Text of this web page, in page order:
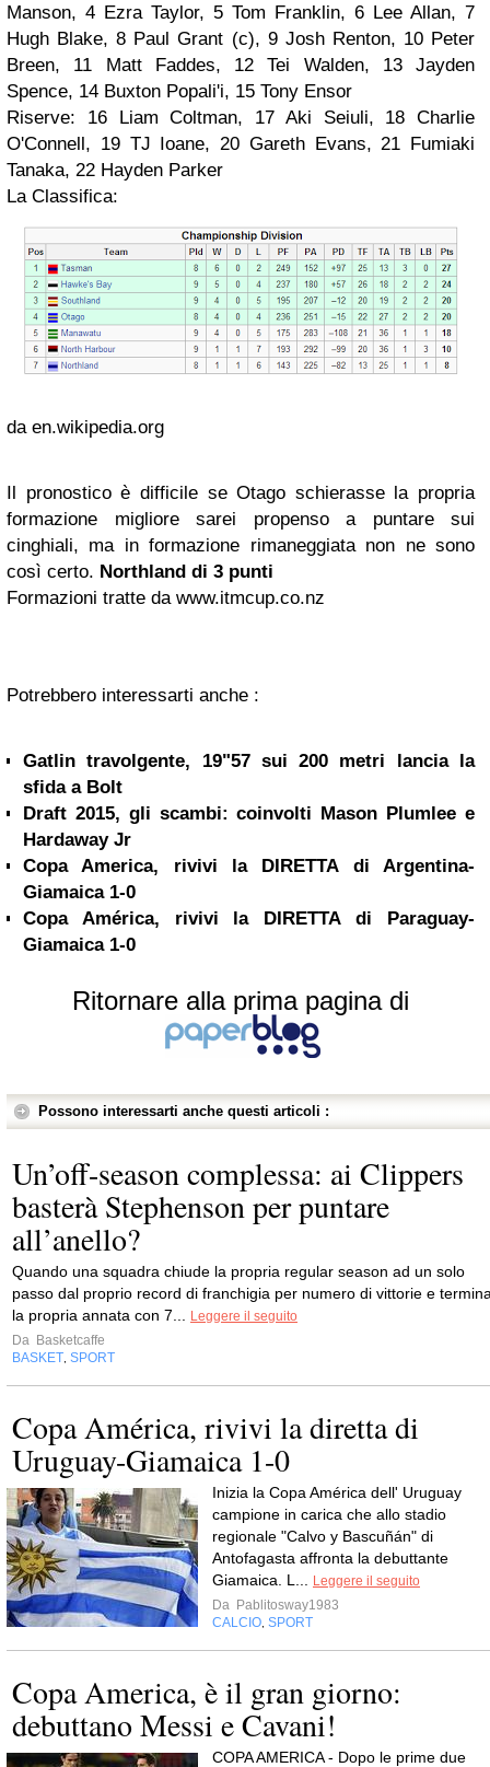
Manson, 4 Ezra Taylor, 5 Tom Franklin, 6 Lee Allan, 7
Hugh Blake, 8 Paul Grant (c), 9 Josh Renton, 10 Peter
Breen, 11 Matt Faddes, 12 Tei Walden, 13 Jayden
Spence, 14 Buxton Popali'i, 15 Tony Ensor
Riserve: 16 Liam Coltman, 17 Aki Seiuli, 18 Charlie
O'Connell, 19 TJ Ioane, 20 Gareth Evans, 21 Fumiaki
Tanaka, 22 Hayden Parker
La Classifica:
da en.wikipedia.org
Il pronostico è difficile se Otago schierasse la propria
formazione migliore sarei propenso a puntare sui
cinghiali, ma in formazione rimaneggiata non ne sono
così certo. Northland di 3 punti
Formazioni tratte da www.itmcup.co.nz
Potrebbero interessarti anche :
Gatlin travolgente, 19"57 sui 200 metri lancia la
sfida a Bolt
Draft 2015, gli scambi: coinvolti Mason Plumlee e
Hardaway Jr
Copa America, rivivi la DIRETTA di Argentina-
Giamaica 1-0
Copa América, rivivi la DIRETTA di Paraguay-
Giamaica 1-0
Ritornare alla prima pagina di
Possono interessarti anche questi articoli :
Un’off-season complessa: ai Clippers
basterà Stephenson per puntare
all’anello?
Quando una squadra chiude la propria regular season ad un solo
passo dal proprio record di franchigia per numero di vittorie e
la propria annata con 7...
Leggere il seguito
Da Basketcaffe
BASKET SPORT
Copa América, rivivi la diretta di
Uruguay-Giamaica 1-0
Inizia la Copa América dell' Uruguay
campione in carica che allo stadio
regionale "Calvo y Bascuñán" di
Antofagasta affronta la debuttante
Giamaica. L...
Leggere il seguito
Da Pablitosway1983
CALCIO SPORT
Copa America, è il gran giorno:
debuttano Messi e Cavani!
COPA AMERICA - Dopo le prime due